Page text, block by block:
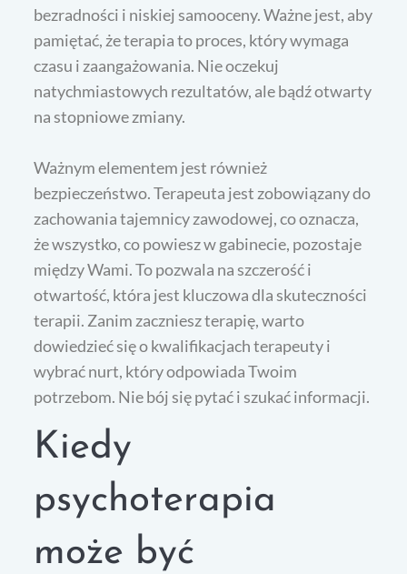
bezradności i niskiej samooceny. Ważne jest, aby
pamiętać, że terapia to proces, który wymaga
czasu i zaangażowania. Nie oczekuj
natychmiastowych rezultatów, ale bądź otwarty
na stopniowe zmiany.
Ważnym elementem jest również
bezpieczeństwo. Terapeuta jest zobowiązany do
zachowania tajemnicy zawodowej, co oznacza,
że wszystko, co powiesz w gabinecie, pozostaje
między Wami. To pozwala na szczerość i
otwartość, która jest kluczowa dla skuteczności
terapii. Zanim zaczniesz terapię, warto
dowiedzieć się o kwalifikacjach terapeuty i
wybrać nurt, który odpowiada Twoim
potrzebom. Nie bój się pytać i szukać informacji.
Kiedy
psychoterapia
może być